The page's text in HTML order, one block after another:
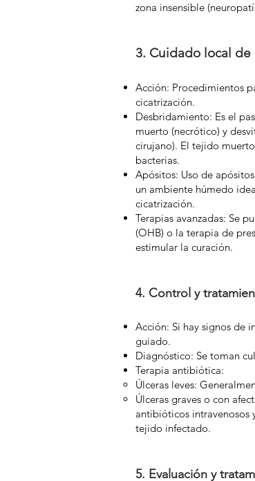
zona insensible
3. Cuidado local de
Acción: Procedimientos
cicatrización.
Desbridamiento: Es el
muerto (necrótico) y
cirujano). El tejido
bacterias.
Apósitos: Uso de
un ambiente húmedo
cicatrización.
Terapias avanzadas: Se
(OHB) o la terapia de
estimular la curación.
4. Control y
Acción: Si hay signos de
guiado.
Diagnóstico: Se toman
Terapia antibiótica:
Úlceras leves:
Úlceras graves o con
antibióticos intravenosos
tejido infectado.
5. Evaluación y